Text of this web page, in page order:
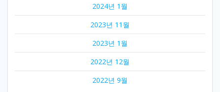
2024년 1월
2023년 11월
2023년 1월
2022년 12월
2022년 9월